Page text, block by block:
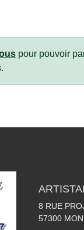
pour pouvoir
8 RUE
57300